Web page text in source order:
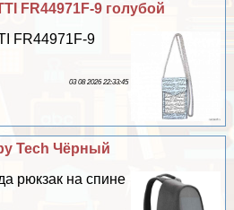
FR44971F-9 гoлyбой
FR44971F-9
03 08 2026 22:33:45
Tech Чёрный
рюкзак на спине